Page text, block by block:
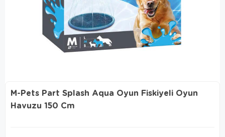
M-Pets Part Splash Aqua Oyun Fiskiyeli Oyun
Havuzu 150 Cm